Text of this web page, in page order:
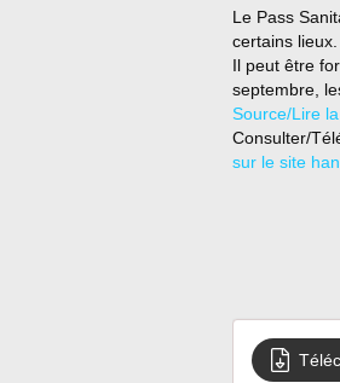
Le Pass
certains
Il peut être
septembre,
Source/Lire
Consulter/
sur le site